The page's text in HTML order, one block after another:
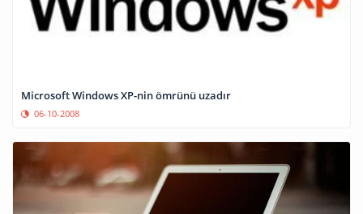
Microsoft Windows XP-nin ömrünü uzadır
06-10-2008